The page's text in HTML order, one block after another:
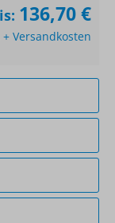
136,70 €
Versandkosten